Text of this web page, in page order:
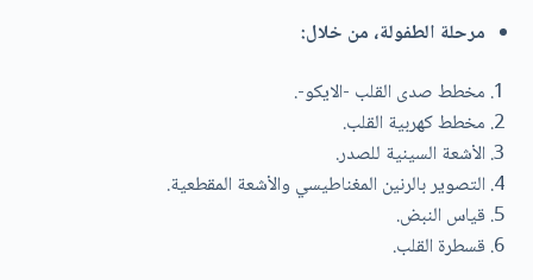
مرحلة الطفولة، من خلال:
مخطط صدى القلب -الايكو-.
مخطط كهربية القلب.
الأشعة السينية للصدر.
التصوير بالرنين المغناطيسي والأشعة المقطعية.
قياس النبض.
قسطرة القلب.